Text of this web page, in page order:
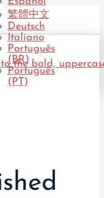
繁體中文
Deutsch
Italiano
Português
(BR)
Português
(PT)